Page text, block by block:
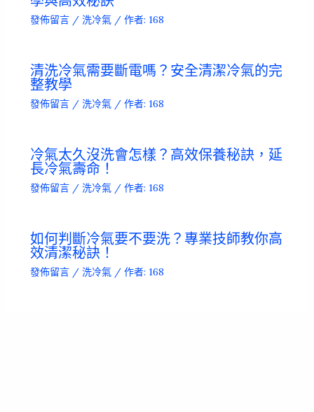
發佈留言 / 洗冷氣/ 作者: 168
清洗冷氣需要斷電嗎？安全清潔冷氣的完
整教學
發佈留言 / 洗冷氣/ 作者: 168
冷氣太久沒洗會怎樣？高效保養秘訣，延
長冷氣壽命！
發佈留言 / 洗冷氣/ 作者: 168
如何判斷冷氣要不要洗？專業技師教你高
效清潔秘訣！
發佈留言 / 洗冷氣/ 作者: 168